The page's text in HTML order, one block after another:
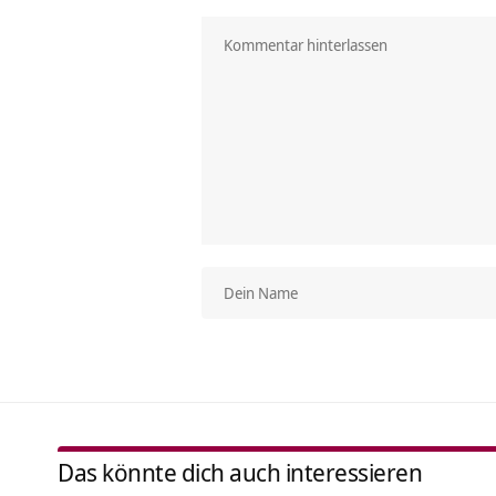
Das könnte dich auch interessieren